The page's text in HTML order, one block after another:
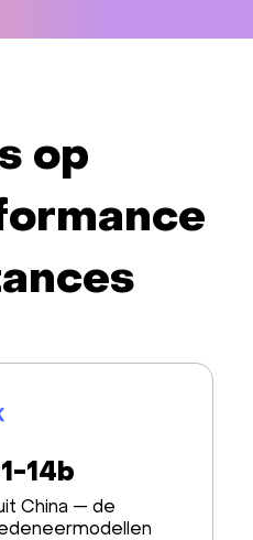
op
14b
China — de